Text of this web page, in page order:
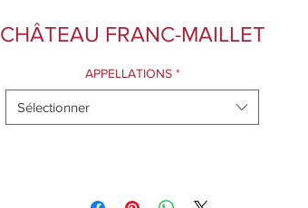
CHÂTEAU FRANC-MAILLET
APPELLATIONS *
Sélectionner